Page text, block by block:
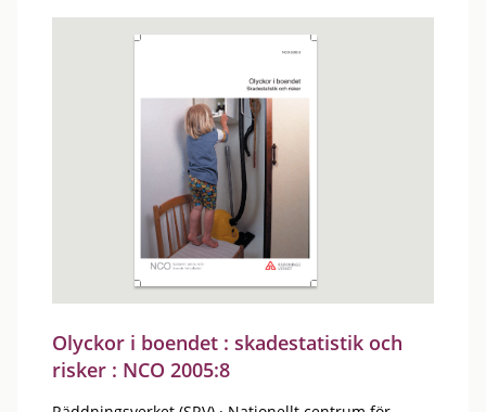
Olyckor i boendet : skadestatistik och
risker : NCO 2005:8